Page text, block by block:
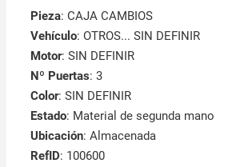
Pieza: CAJA CAMBIOS
Vehículo: OTROS... SIN DEFINIR
Motor: SIN DEFINIR
Nº Puertas: 3
Color: SIN DEFINIR
Estado: Material de segunda mano
Ubicación: Almacenada
RefID: 100600